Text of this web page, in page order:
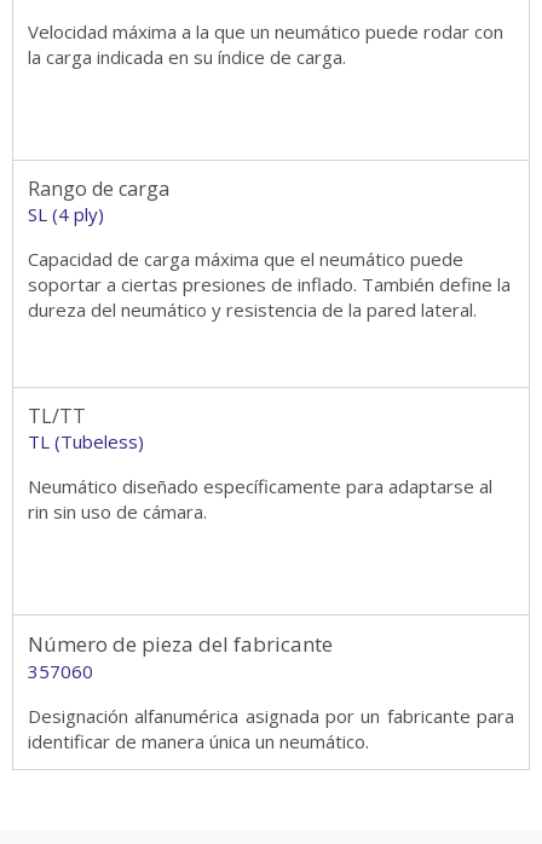
Velocidad máxima a la que un neumático puede rodar con
la carga indicada en su índice de carga.
Rango de carga
SL (4 ply)
Capacidad de carga máxima que el neumático puede
soportar a ciertas presiones de inflado. También define la
dureza del neumático y resistencia de la pared lateral.
TL/TT
TL (Tubeless)
Neumático diseñado específicamente para adaptarse al
rin sin uso de cámara.
Número de pieza del fabricante
357060
Designación alfanumérica asignada por un fabricante para
identificar de manera única un neumático.